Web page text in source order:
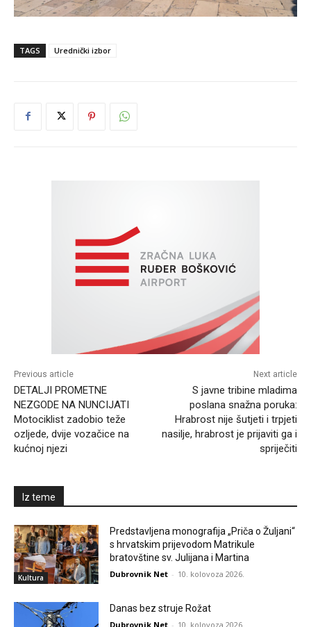
TAGS Urednički izbor
Previous article
DETALJI PROMETNE
NEZGODE NA NUNCIJATI
Motociklist zadobio teže
ozljede, dvije vozačice na
kućnoj njezi
Next article
S javne tribine mladima
poslana snažna poruka:
Hrabrost nije šutjeti i trpjeti
nasilje, hrabrost je prijaviti ga i
spriječiti
Iz teme
Kultura
Predstavljena monografija „Priča o Žuljani“
s hrvatskim prijevodom Matrikule
bratovštine sv. Julijana i Martina
Dubrovnik Net - 10. kolovoza 2026.
Danas bez struje Rožat
Dubrovnik Net - 10. kolovoza 2026.